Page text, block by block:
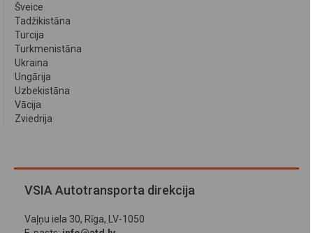
Šveice
Tadžikistāna
Turcija
Turkmenistāna
Ukraina
Ungārija
Uzbekistāna
Vācija
Zviedrija
VSIA Autotransporta direkcija
Vaļņu iela 30, Rīga, LV-1050